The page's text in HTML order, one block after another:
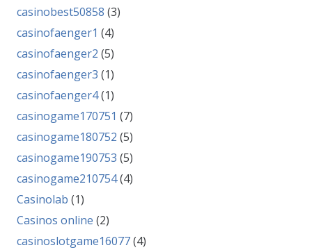
casinobest50858 (3)
casinofaenger1 (4)
casinofaenger2 (5)
casinofaenger3 (1)
casinofaenger4(1)
casinogame170751 (7)
casinogame180752 (5)
casinogame190753 (5)
casinogame210754(4)
Casinolab (1)
Casinos online (2)
casinoslotgame16077(4)